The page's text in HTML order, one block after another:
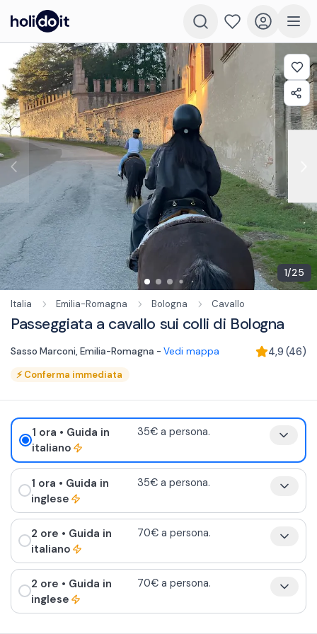
1/25
Italia Emilia-Romagna Bologna Cavallo
Passeggiata a cavallo sui colli di Bologna
Sasso Marconi, Emilia-Romagna - Vedi mappa 4,9 (46)
⚡Conferma immediata
1 ora • Guida in
italiano
35€ a persona.
1 ora • Guida in
inglese
35€ a persona.
2 ore • Guida in
italiano
70€ a persona.
2 ore • Guida in
inglese
70€ a persona.